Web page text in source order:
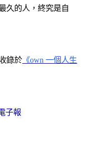
久的人，終究是自
錄於 《own 一個人生